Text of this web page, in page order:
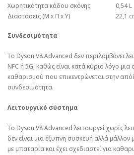
Χωρητικότητα κάδου σκόνης
0,54 L
Διαστάσεις (Μ x Π x Υ)
22,1
Συνδεσιμότητα
Το Dyson V8 Advanced δεν περιλαμβάνει
NFC ή 5G, καθώς είναι κατά κύριο λόγο
καθαρισμού που επικεντρώνεται στην
συνδεσιμότητα.
Λειτουργικό σύστημα
Το Dyson V8 Advanced λειτουργεί χωρίς
δεν είναι μια έξυπνη συσκευή αλλά
με μπαταρία και έχει σχεδιαστεί για